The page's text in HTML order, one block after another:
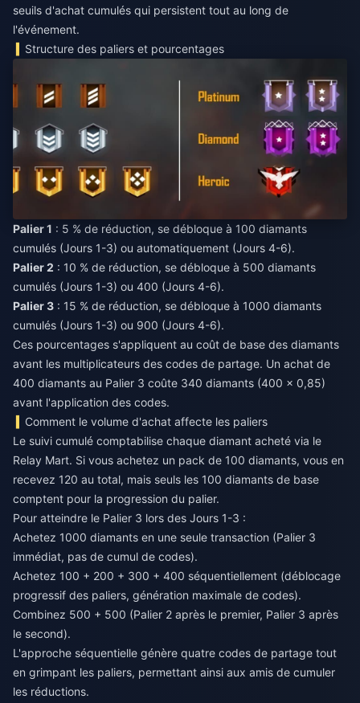
seuils d'achat cumulés qui persistent tout au long de
l'événement.
Structure des paliers et pourcentages
Palier 1 : 5 % de réduction, se débloque à 100 diamants
cumulés (Jours 1-3) ou automatiquement (Jours 4-6).
Palier 2 : 10 % de réduction, se débloque à 500 diamants
cumulés (Jours 1-3) ou 400 (Jours 4-6).
Palier 3 : 15 % de réduction, se débloque à 1000 diamants
cumulés (Jours 1-3) ou 900 (Jours 4-6).
Ces pourcentages s'appliquent au coût de base des diamants
avant les multiplicateurs des codes de partage. Un achat de
400 diamants au Palier 3 coûte 340 diamants (400 × 0,85)
avant l'application des codes.
Comment le volume d'achat affecte les paliers
Le suivi cumulé comptabilise chaque diamant acheté via le
Relay Mart. Si vous achetez un pack de 100 diamants, vous en
recevez 120 au total, mais seuls les 100 diamants de base
comptent pour la progression du palier.
Pour atteindre le Palier 3 lors des Jours 1-3 :
Achetez 1000 diamants en une seule transaction (Palier 3
immédiat, pas de cumul de codes).
Achetez 100 + 200 + 300 + 400 séquentiellement (déblocage
progressif des paliers, génération maximale de codes).
Combinez 500 + 500 (Palier 2 après le premier, Palier 3 après
le second).
L'approche séquentielle génère quatre codes de partage tout
en grimpant les paliers, permettant ainsi aux amis de cumuler
les réductions.